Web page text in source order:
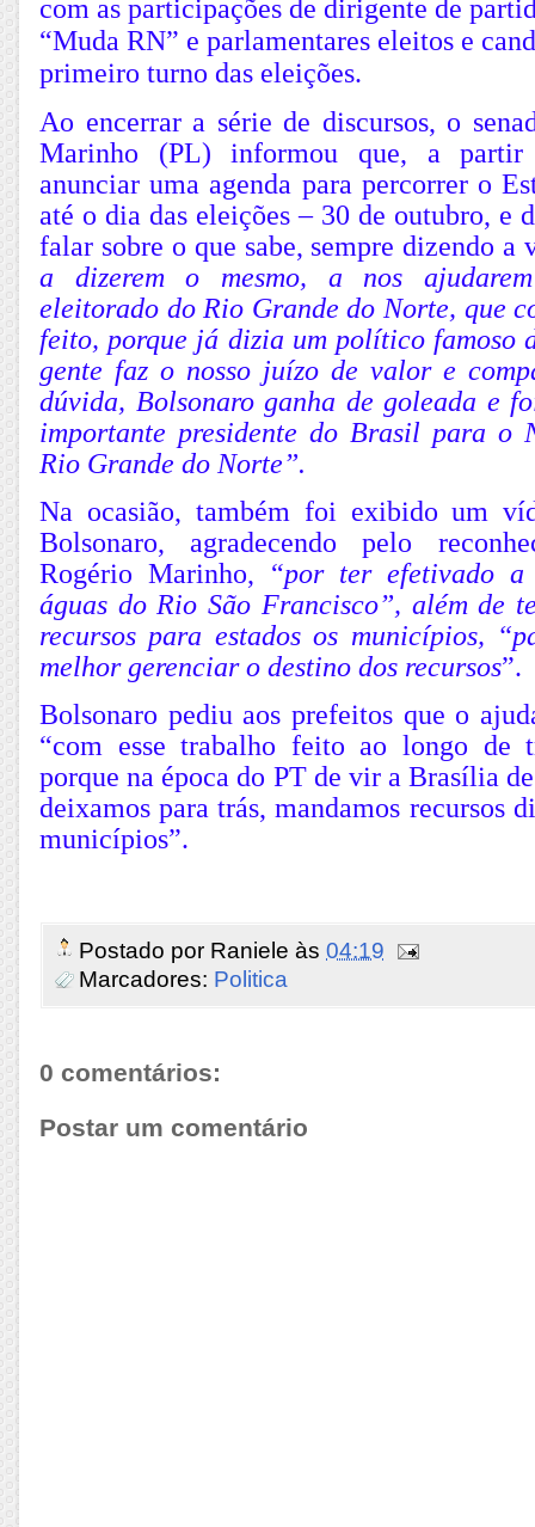
com as participações de dirigente de
“Muda RN” e parlamentares eleitos e
primeiro turno das eleições.
Ao encerrar a série de discursos, o
Marinho (PL) informou que, a partir
anunciar uma agenda para percorrer o
até o dia das eleições – 30 de outubro, e
falar sobre o que sabe, sempre dizendo a
a dizerem o mesmo, a nos
eleitorado do Rio Grande do Norte, que
feito, porque já dizia um político famoso
gente faz o nosso juízo de valor e
dúvida, Bolsonaro ganha de goleada e
importante presidente do Brasil para o
Rio Grande do Norte”.
Na ocasião, também foi exibido um
Bolsonaro, agradecendo pelo
Rogério Marinho, “por ter efetivado a
águas do Rio São Francisco”, além de
recursos para estados os municípios,
melhor gerenciar o destino dos recursos”.
Bolsonaro pediu aos prefeitos que o
“com esse trabalho feito ao longo de
porque na época do PT de vir a Brasília
deixamos para trás, mandamos recursos
municípios”.
Postado por Raniele às 04:19
Marcadores: Politica
0 comentários:
Postar um comentário